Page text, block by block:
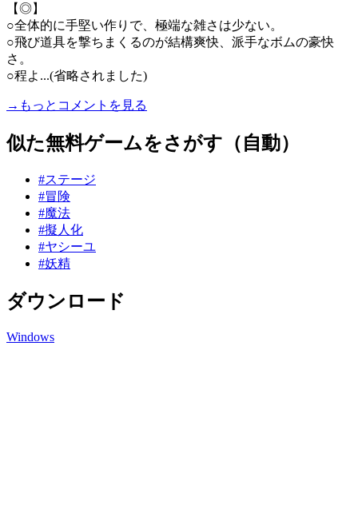
【◎】
○全体的に手堅い作りで、極端な雑さは少ない。
○飛び道具を撃ちまくるのが結構爽快、派手なボムの豪快
さ。
○程よ...(省略されました)
→もっとコメントを見る
似た無料ゲームをさがす（自動）
#ステージ
#冒険
#魔法
#擬人化
#ヤシーユ
#妖精
ダウンロード
Windows